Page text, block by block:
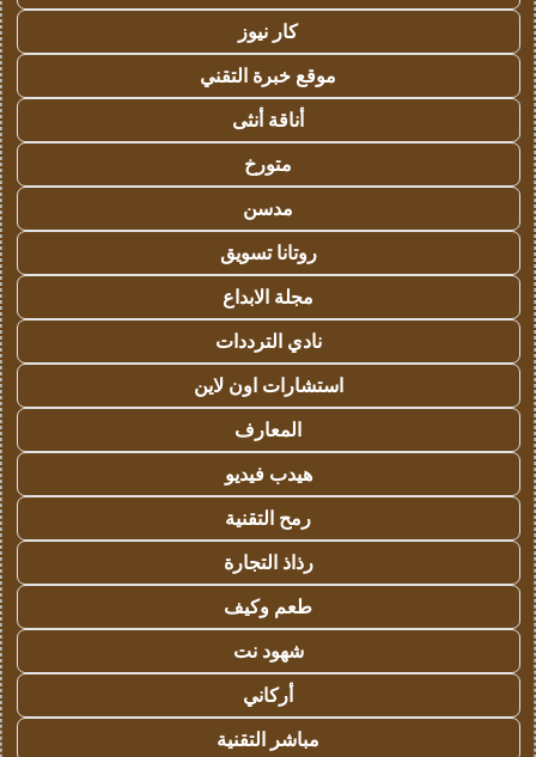
كار نيوز
موقع خبرة التقني
أناقة أنثى
متورخ
مدسن
روتانا تسويق
مجلة الابداع
نادي الترددات
استشارات اون لاين
المعارف
هيدب فيديو
رمح التقنية
رذاذ التجارة
طعم وكيف
شهود نت
أركاني
مباشر التقنية